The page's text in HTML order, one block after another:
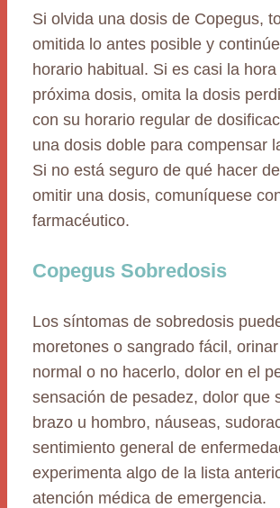
Si olvida una dosis de Copegus,
omitida lo antes posible y
horario habitual. Si es casi la hora
próxima dosis, omita la dosis
con su horario regular de
una dosis doble para compensar
Si no está seguro de qué hacer
omitir una dosis, comuníquese
farmacéutico.
Copegus Sobredosis
Los síntomas de sobredosis
moretones o sangrado fácil,
normal o no hacerlo, dolor en el
sensación de pesadez, dolor que
brazo u hombro, náuseas,
sentimiento general de
experimenta algo de la lista
atención médica de emergencia.